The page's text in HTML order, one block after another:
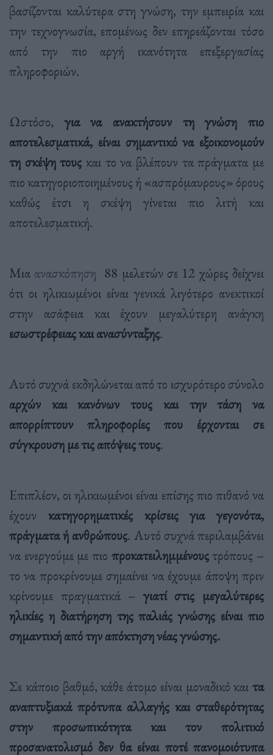
βασίζονται καλύτερα στη γνώση, την εμπειρία και
την τεχνογνωσία, επομένως δεν επηρεάζονται τόσο
από την πιο αργή ικανότητα επεξεργασίας
πληροφοριών.
Ωστόσο,για να ανακτήσουν τη γνώση πιο
αποτελεσματικά, είναι σημαντικό να εξοικονομούν
τη σκέψη τους και το να βλέπουν τα πράγματα με
πιο κατηγοριοποιημένους ή «ασπρόμαυρους» όρους
καθώς έτσι η σκέψη γίνεται πιο λιτή και
αποτελεσματική.
Μια ανασκόπηση 88 μελετών σε 12 χώρες δείχνει
ότι οι ηλικιωμένοι είναι γενικά λιγότερο ανεκτικοί
στην ασάφεια και έχουν μεγαλύτερη ανάγκη
εσωστρέφειας και ανασύνταξης.
Αυτό συχνά εκδηλώνεται από το ισχυρότερο σύνολο
αρχών και κανόνων τους και την τάση να
απορρίπτουν πληροφορίες που έρχονται σε
σύγκρουση με τις απόψεις τους.
Επιπλέον, οι ηλικιωμένοι είναι επίσης πιο πιθανό να
έχουν κατηγορηματικές κρίσεις για γεγονότα,
πράγματα ή ανθρώπους. Αυτό συχνά περιλαμβάνει
να ενεργούμε με πιο προκατειλημμένουςτρόπους –
το να προκρίνουμε σημαίνει να έχουμε άποψη πριν
κρίνουμε πραγματικά –γιατί στις μεγαλύτερες
ηλικίες η διατήρηση της παλιάς γνώσης είναι πιο
σημαντική από την απόκτηση νέας γνώσης.
Σε κάποιο βαθμό, κάθε άτομο είναι μοναδικό και τα
αναπτυξιακά πρότυπα αλλαγής και σταθερότητας
στην προσωπικότητα και τον πολιτικό
προσανατολισμό δεν θα είναι ποτέ πανομοιότυπα